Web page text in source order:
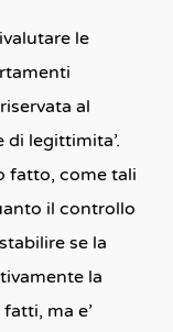
le
al
legittimita’.
fatto, come tali
il controllo
se la
la
ma e’